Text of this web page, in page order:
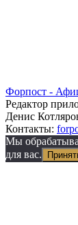
Форпост -
Редактор
Денис
Контакты:
Мы
для вас.